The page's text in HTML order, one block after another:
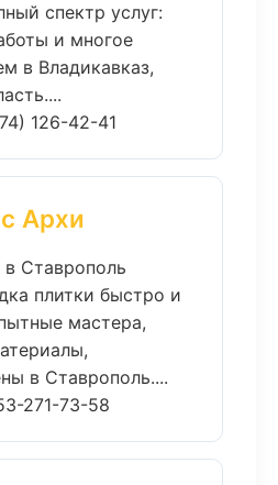
спектр услуг:
и многое
в Владикавказ,
126-42-41
Архи
в Ставрополь
плитки быстро и
мастера,
в Ставрополь....
271-73-58